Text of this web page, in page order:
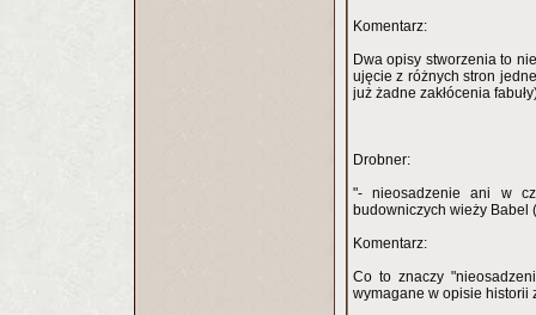
Komentarz:
Dwa opisy stworzenia to
ujęcie z różnych stron
już żadne zakłócenia
Drobner:
"- nieosadzenie ani w
budowniczych wieży Babel
Komentarz:
Co to znaczy
wymagane w opisie historii